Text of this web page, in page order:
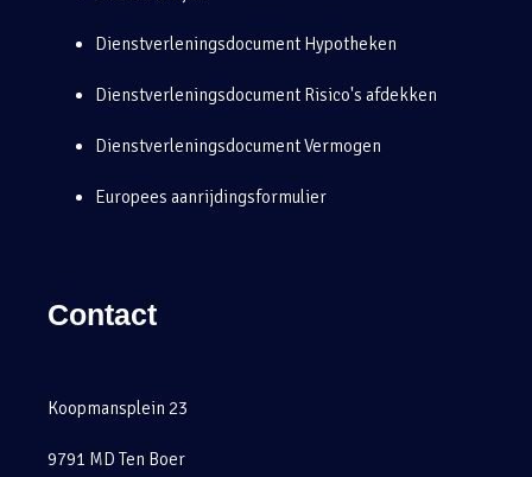
Dienstverleningsdocument Hypotheken
Dienstverleningsdocument Risico's afdekken
Dienstverleningsdocument Vermogen
Europees aanrijdingsformulier
Contact
Koopmansplein 23
9791 MD Ten Boer